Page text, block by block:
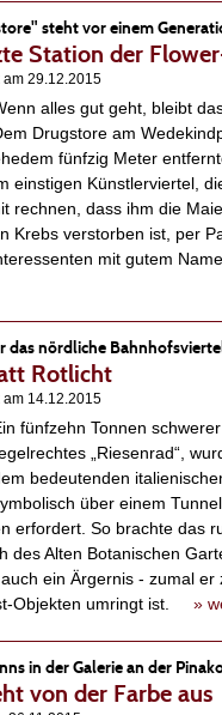
steht vor einem
Station der
am 29.12.2015
alles gut geht, bleibt
Drugstore am
fünfzig Meter
einstigen Künstlerviertel,
rechnen, dass ihm die
Krebs verstorben ist, per
mit gutem
das nördliche
Rotlicht
am 14.12.2015
fünfzehn Tonnen
„Riesenrad“,
bedeutenden
über einem
erfordert. So brachte das
des Alten Botanischen
ein Ärgernis - zumal
Objekten umringt ist. »
in der Galerie an der
von der Farbe aus